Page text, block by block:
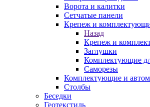
Ворота и калитки
Сетчатые панели
Крепеж и
Назад
Крепеж и
Заглушки
Комплектующие
Саморезы
Комплектующие и
Столбы
Беседки
Геотекстиль